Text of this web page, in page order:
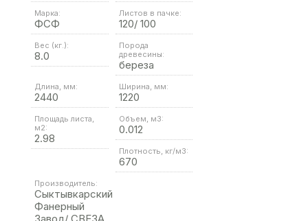
Марка:
ФСФ
Листов в пачке:
120/ 100
Вес (кг.):
8.0
Порода
древесины:
береза
Длина, мм:
2440
Ширина, мм:
1220
Площадь листа,
м2:
2.98
Объем, м3:
0.012
Плотность, кг/м3:
670
Производитель:
Сыктывкарский
Фанерный